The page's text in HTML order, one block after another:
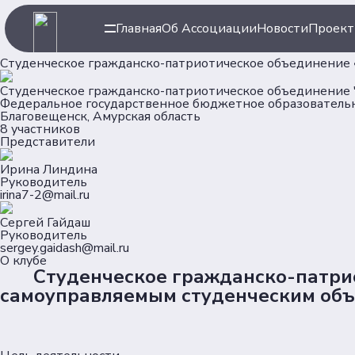
ГлавнаяОб АссоциацииНовости
Студенческое гражданско-патриотическое объединение
Студенческое гражданско-патриотическое объединение
Федеральное государственное бюджетное
Благовещенск, Амурская область
8 участников
Представители
Ирина Линдина
Руководитель
irina7-2@mail.ru
Сергей Гайдаш
Руководитель
sergey.gaidash@mail.ru
О клубе
Студенческое гражданско-
самоуправляемым студенческим
Навигация
Главная
Новости
Проекты
Клубы
Рейтинг
Форумная кампания
Об
Команда
Партнеры